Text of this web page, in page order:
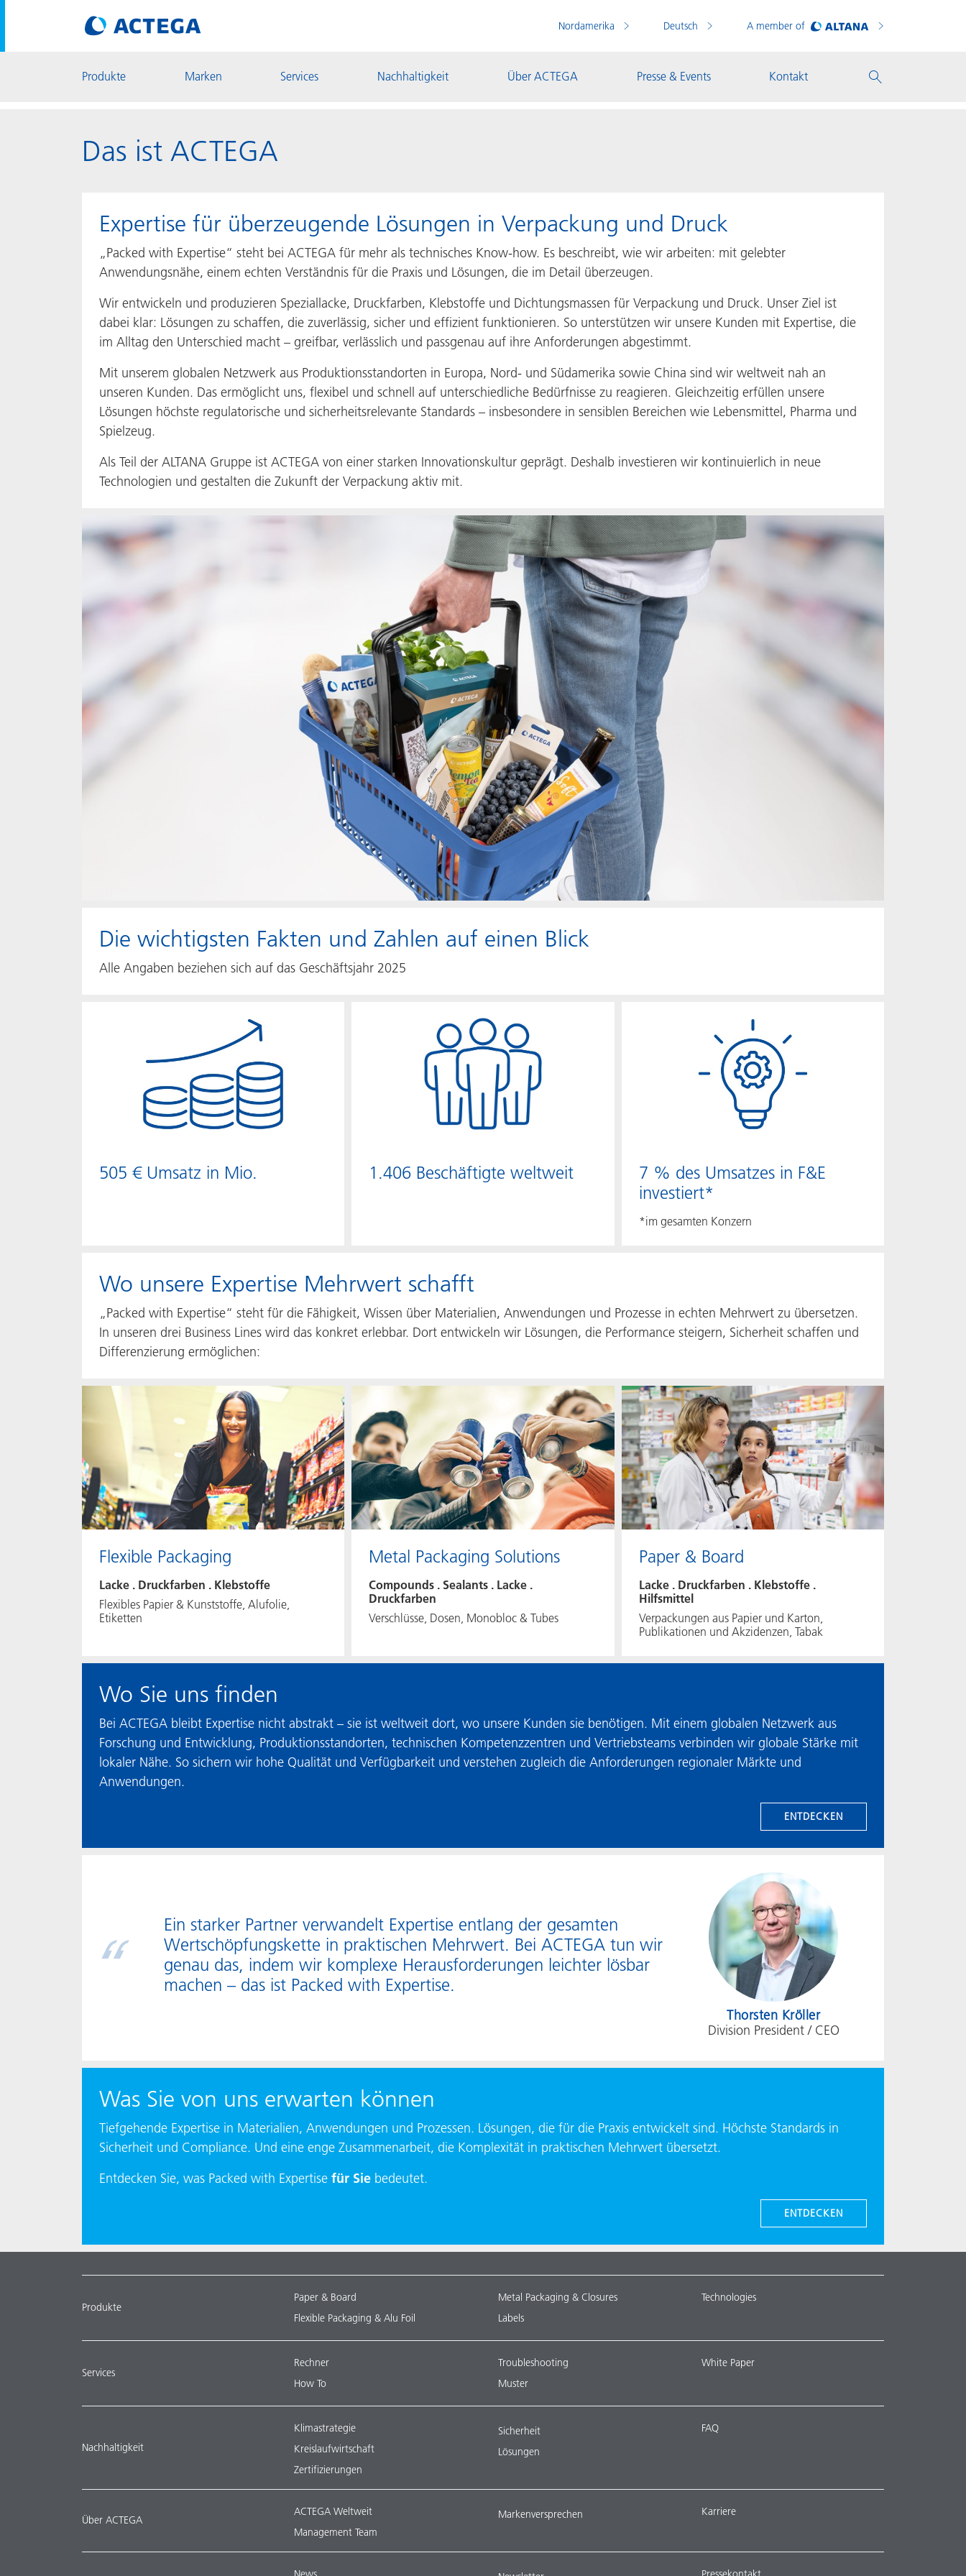
Nordamerika Deutsch A member of
Produkte Marken Services Nachhaltigkeit Über ACTEGA Presse & Events Kontakt
Das ist ACTEGA
Expertise für überzeugende Lösungen in Verpackung und Druck
„Packed with Expertise“ steht bei ACTEGA für mehr als technisches Know-how. Es beschreibt, wie wir arbeiten: mit gelebter
Anwendungsnähe, einem echten Verständnis für die Praxis und Lösungen, die im Detail überzeugen.
Wir entwickeln und produzieren Speziallacke, Druckfarben, Klebstoffe und Dichtungsmassen für Verpackung und Druck. Unser Ziel ist
dabei klar: Lösungen zu schaffen, die zuverlässig, sicher und effizient funktionieren. So unterstützen wir unsere Kunden mit Expertise, die
im Alltag den Unterschied macht – greifbar, verlässlich und passgenau auf ihre Anforderungen abgestimmt.
Mit unserem globalen Netzwerk aus Produktionsstandorten in Europa, Nord- und Südamerika sowie China sind wir weltweit nah an
unseren Kunden. Das ermöglicht uns, flexibel und schnell auf unterschiedliche Bedürfnisse zu reagieren. Gleichzeitig erfüllen unsere
Lösungen höchste regulatorische und sicherheitsrelevante Standards – insbesondere in sensiblen Bereichen wie Lebensmittel, Pharma und
Spielzeug.
Als Teil der ALTANA Gruppe ist ACTEGA von einer starken Innovationskultur geprägt. Deshalb investieren wir kontinuierlich in neue
Technologien und gestalten die Zukunft der Verpackung aktiv mit.
Die wichtigsten Fakten und Zahlen auf einen Blick
Alle Angaben beziehen sich auf das Geschäftsjahr 2025
505 € Umsatz in Mio. 1.406 Beschäftigte weltweit
7 % des Umsatzes in F&E
investiert*
*im gesamten Konzern
Wo unsere Expertise Mehrwert schafft
„Packed with Expertise“ steht für die Fähigkeit, Wissen über Materialien, Anwendungen und Prozesse in echten Mehrwert zu übersetzen.
In unseren drei Business Lines wird das konkret erlebbar. Dort entwickeln wir Lösungen, die Performance steigern, Sicherheit schaffen und
Differenzierung ermöglichen:
Flexible Packaging
Lacke . Druckfarben . Klebstoffe
Flexibles Papier & Kunststoffe, Alufolie,
Etiketten
Metal Packaging Solutions
Compounds . Sealants . Lacke .
Druckfarben
Verschlüsse, Dosen, Monobloc & Tubes
Paper & Board
Lacke . Druckfarben . Klebstoffe .
Hilfsmittel
Verpackungen aus Papier und Karton,
Publikationen und Akzidenzen, Tabak
Wo Sie uns finden
Bei ACTEGA bleibt Expertise nicht abstrakt – sie ist weltweit dort, wo unsere Kunden sie benötigen. Mit einem globalen Netzwerk aus
Forschung und Entwicklung, Produktionsstandorten, technischen Kompetenzzentren und Vertriebsteams verbinden wir globale Stärke mit
lokaler Nähe. So sichern wir hohe Qualität und Verfügbarkeit und verstehen zugleich die Anforderungen regionaler Märkte und
Anwendungen.
ENTDECKEN
Ein starker Partner verwandelt Expertise entlang der gesamten
Wertschöpfungskette in praktischen Mehrwert. Bei ACTEGA tun wir
genau das, indem wir komplexe Herausforderungen leichter lösbar
machen – das ist Packed with Expertise.
Thorsten Kröller
Division President / CEO
Was Sie von uns erwarten können
Tiefgehende Expertise in Materialien, Anwendungen und Prozessen. Lösungen, die für die Praxis entwickelt sind. Höchste Standards in
Sicherheit und Compliance. Und eine enge Zusammenarbeit, die Komplexität in praktischen Mehrwert übersetzt.
Entdecken Sie, was Packed with Expertise für Sie bedeutet.
ENTDECKEN
Produkte
Paper & Board
Flexible Packaging & Alu Foil
Metal Packaging & Closures
Labels
Technologies
Services
Rechner
How To
Troubleshooting
Muster
White Paper
Nachhaltigkeit
Klimastrategie
Kreislaufwirtschaft
Zertifizierungen
Sicherheit
Lösungen
FAQ
Über ACTEGA
ACTEGA Weltweit
Management Team
Markenversprechen Karriere